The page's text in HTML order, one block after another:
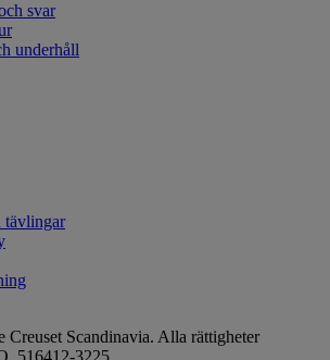
svar
underhåll
tävlingar
Scandinavia. Alla rättigheter